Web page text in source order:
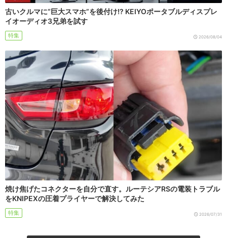
古いクルマに“巨大スマホ”を後付け!? KEIYOポータブルディスプレ
イオーディオ3兄弟を試す
特集 2026/08/04
焼け焦げたコネクターを自分で直す。ルーテシアRSの電装トラブル
をKNIPEXの圧着プライヤーで解決してみた
特集 2026/07/31